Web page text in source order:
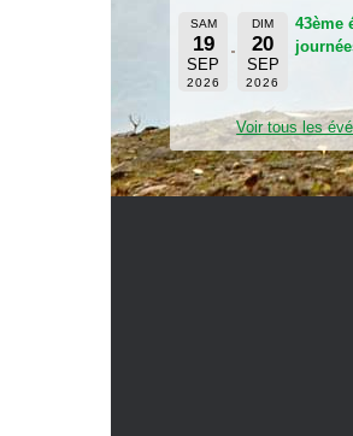
SAM
19
SEP
2026
DIM
20
SEP
2026
43ème
Voir tous les